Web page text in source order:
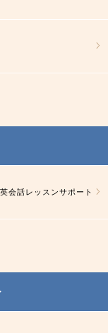
会話レッスンサポート